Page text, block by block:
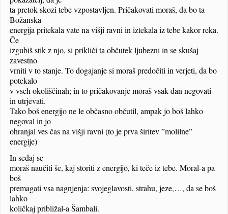
ta pretok skozi tebe vzpostavljen. Pričakovati moraš, da bo ta
Božanska
energija pritekala vate na višji ravni in iztekala iz tebe kakor reka.
Če
izgubiš stik z njo, si prikliči ta občutek ljubezni in se skušaj
zavestno
vrniti v to stanje. To dogajanje si moraš predočiti in verjeti, da bo
potekalo
v vseh okoliščinah; in to pričakovanje moraš vsak dan negovati
in utrjevati.
Tako boš energijo ne le občasno občutil, ampak jo boš lahko
negoval in jo
ohranjal ves čas na višji ravni (to je prva širitev ”molilne”
energije)
In sedaj se
moraš naučiti še, kaj storiti z energijo, ki teče iz tebe. Moral-a pa
boš
premagati vsa nagnjenja: svojeglavosti, strahu, jeze,…, da se boš
lahko
količkaj približal-a Šambali.